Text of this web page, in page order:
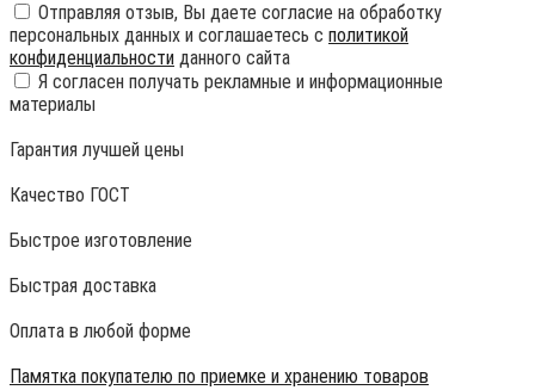
Отправляя отзыв, Вы даете согласие на обработку
персональных данных и соглашаетесь с политикой
конфиденциальности данного сайта
Я согласен получать рекламные и информационные
материалы
Гарантия лучшей цены
Качество ГОСТ
Быстрое изготовление
Быстрая доставка
Оплата в любой форме
Памятка покупателю по приемке и хранению товаров